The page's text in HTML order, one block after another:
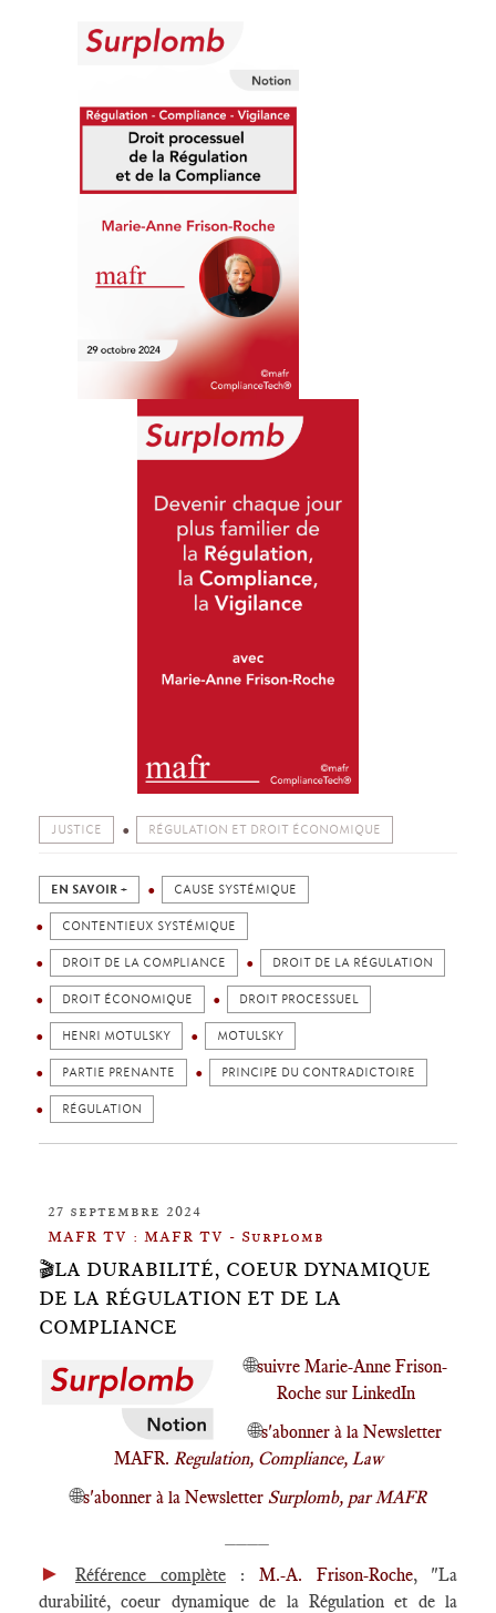
JUSTICE RÉGULATION ET DROIT ÉCONOMIQUE
EN SAVOIR + CAUSE SYSTÉMIQUE
CONTENTIEUX SYSTÉMIQUE
DROIT DE LA COMPLIANCE DROIT DE LA RÉGULATION
DROIT ÉCONOMIQUE DROIT PROCESSUEL
HENRI MOTULSKY MOTULSKY
PARTIE PRENANTE PRINCIPE DU CONTRADICTOIRE
RÉGULATION
27 septembre 2024
MAFR TV : MAFR TV - Surplomb
🎬LA DURABILITÉ, COEUR DYNAMIQUE
DE LA RÉGULATION ET DE LA
COMPLIANCE
🌐suivre Marie-Anne Frison-
Roche sur LinkedIn
🌐s'abonner à la Newsletter
MAFR. Regulation, Compliance, Law
🌐s'abonner à la NewsletterSurplomb, par MAFR
► Référence complète : M.-A. Frison-Roche, "La
durabilité, coeur dynamique de la Régulation et de la